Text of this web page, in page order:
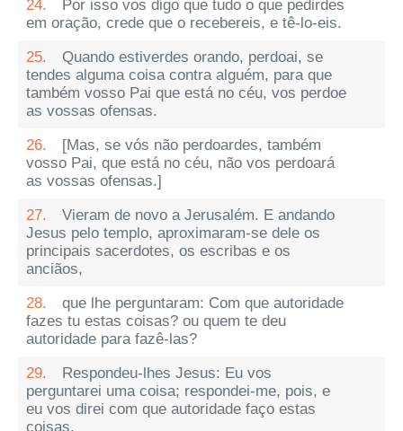
24.
Por isso vos digo que tudo o que pedirdes
em oração, crede que o recebereis, e tê-lo-eis.
25.
Quando estiverdes orando, perdoai, se
tendes alguma coisa contra alguém, para que
também vosso Pai que está no céu, vos perdoe
as vossas ofensas.
26.
[Mas, se vós não perdoardes, também
vosso Pai, que está no céu, não vos perdoará
as vossas ofensas.]
27.
Vieram de novo a Jerusalém. E andando
Jesus pelo templo, aproximaram-se dele os
principais sacerdotes, os escribas e os
anciãos,
28.
que lhe perguntaram: Com que autoridade
fazes tu estas coisas? ou quem te deu
autoridade para fazê-las?
29.
Respondeu-lhes Jesus: Eu vos
perguntarei uma coisa; respondei-me, pois, e
eu vos direi com que autoridade faço estas
coisas.